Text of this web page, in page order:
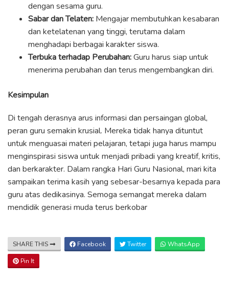
dengan sesama guru.
Sabar dan Telaten: Mengajar membutuhkan kesabaran
dan ketelatenan yang tinggi, terutama dalam
menghadapi berbagai karakter siswa.
Terbuka terhadap Perubahan:Guru harus siap untuk
menerima perubahan dan terus mengembangkan diri.
Kesimpulan
Di tengah derasnya arus informasi dan persaingan global,
peran guru semakin krusial. Mereka tidak hanya dituntut
untuk menguasai materi pelajaran, tetapi juga harus mampu
menginspirasi siswa untuk menjadi pribadi yang kreatif, kritis,
dan berkarakter. Dalam rangka Hari Guru Nasional, mari kita
sampaikan terima kasih yang sebesar-besarnya kepada para
guru atas dedikasinya. Semoga semangat mereka dalam
mendidik generasi muda terus berkobar
SHARE THIS Facebook Twitter WhatsApp
Pin It